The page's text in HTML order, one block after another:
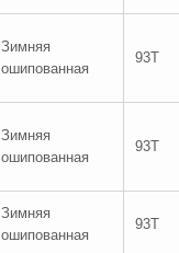
Зимняя
ошипованная
93T
Зимняя
ошипованная
93T
Зимняя
ошипованная
93T